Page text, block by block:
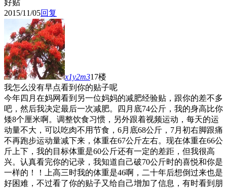
好贴
2015/11/05回复
x1y2m317楼
我怎么没有早点看到你的贴子呢
今年四月在妈网看到另一位妈妈的减肥经验贴，跟你的差不多
吧，然后我决定最后一次减肥。四月底74公斤，我的身高比你
矮8个厘米啊。调整饮食习惯，另外跟着视频运动，每天的运
动量不大，可以吃肉不用节食，6月底68公斤，7月初右脚跟痛
不再跑步运动量减下来，体重在67公斤左右。现在体重在66公
斤上下，我的目标体重是60公斤还有一定的差距，但我很高
兴。认真看完你的记录，我知道自己破70公斤时的喜悦和你是
一样的！！上高三时我的体重是46啊，二十年后想倒过来也是
好困难，不过看了你的贴子又给自己增加了信息，有时看到朋